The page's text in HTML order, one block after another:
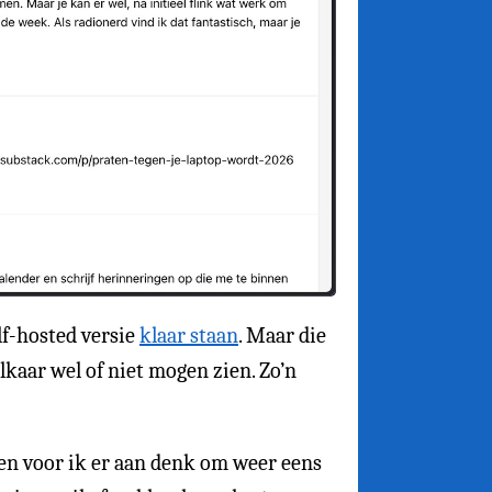
hosted versieklaar staan. Maar die
wel of niet mogen zien. Zo’n
voor ik er aan denk om weer eens